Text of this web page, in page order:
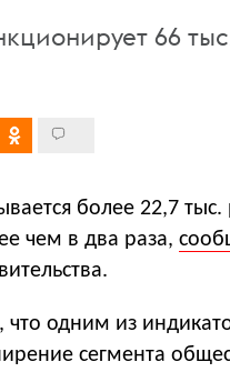
66
более 22,7
чем в два раза,
что одним из
сегмента